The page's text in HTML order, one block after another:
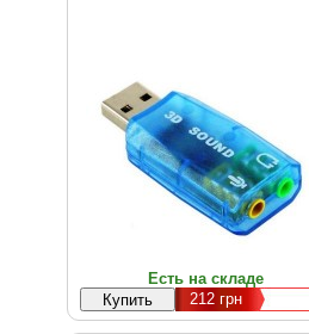
Есть на складе
212грн